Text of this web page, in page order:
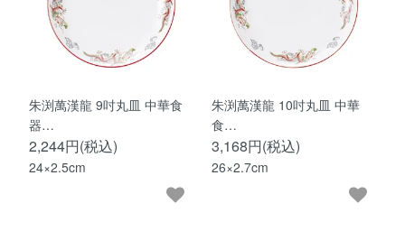
朱渕萬漢龍 9吋丸皿 中華食
器…
2,244円(税込)
24×2.5cm
朱渕萬漢龍 10吋丸皿 中華
食…
3,168円(税込)
26×2.7cm